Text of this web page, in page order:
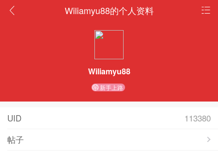
Wiliamyu88的个人资料
Wiliamyu88
新手上路
UID
113380
帖子